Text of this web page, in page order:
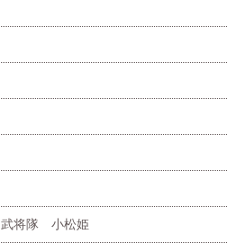
武将隊 小松姫